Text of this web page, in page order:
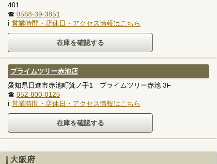
401
☎ 0568-39-3851
ℹ 営業時間・店休日・アクセス情報はこちら
プライムツリー赤池店
愛知県日進市赤池町箕ノ手1 プライムツリー赤池 3F
☎ 052-800-0125
ℹ 営業時間・店休日・アクセス情報はこちら
大阪府